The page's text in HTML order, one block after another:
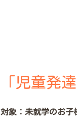
「児童発
対象：未就学のお子